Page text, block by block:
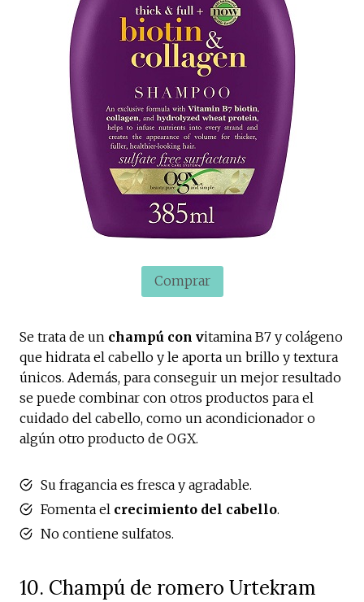
Comprar
Se trata de un champú con vitamina B7 y colágeno
que hidrata el cabello y le aporta un brillo y textura
únicos. Además, para conseguir un mejor resultado
se puede combinar con otros productos para el
cuidado del cabello, como un acondicionador o
algún otro producto de OGX.
Su fragancia es fresca y agradable.
Fomenta el crecimiento del cabello.
No contiene sulfatos.
10. Champú de romero Urtekram